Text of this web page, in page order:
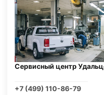
Сервисный центр
+7 (499) 110-86-79